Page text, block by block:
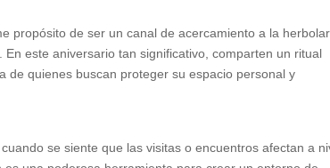
propósito de ser un canal de acercamiento a la
este aniversario tan significativo, comparten un ritual
de quienes buscan proteger su espacio personal y
se siente que las visitas o encuentros afectan a